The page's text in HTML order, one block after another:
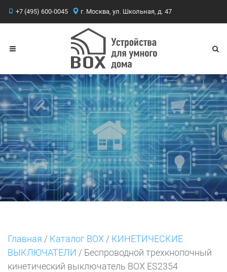
+7 (495) 600-0045 г. Москва, ул. Школьная, д. 47
Главная / Каталог BOX / КИНЕТИЧЕСКИЕ
ВЫКЛЮЧАТЕЛИ / Беспроводной трехкнопочный
кинетический выключатель BOX ES2354